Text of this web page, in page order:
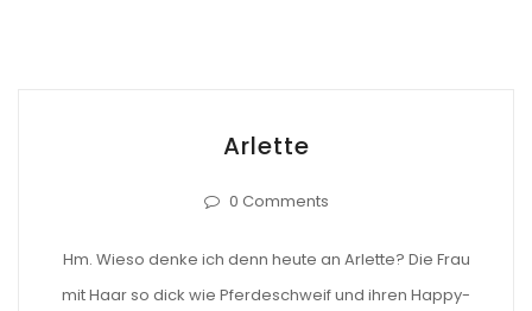
Arlette
0 Comments
Hm. Wieso denke ich denn heute an Arlette? Die Frau
mit Haar so dick wie Pferdeschweif und ihren Happy-